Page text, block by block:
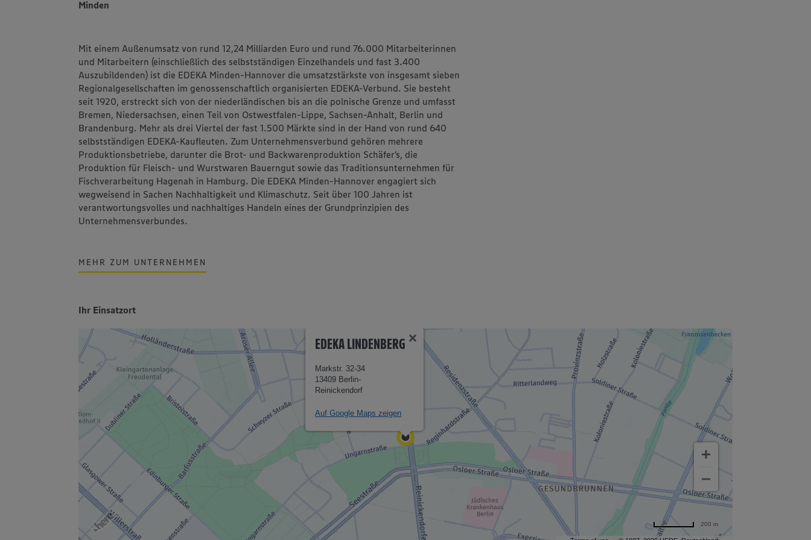
Minden
Mit einem Außenumsatz von rund 12,24 Milliarden Euro und rund 76.000 Mitarbeiterinnen
und Mitarbeitern (einschließlich des selbstständigen Einzelhandels und fast 3.400
Auszubildenden) ist die EDEKA Minden-Hannover die umsatzstärkste von insgesamt sieben
Regionalgesellschaften im genossenschaftlich organisierten EDEKA-Verbund. Sie besteht
seit 1920, erstreckt sich von der niederländischen bis an die polnische Grenze und umfasst
Bremen, Niedersachsen, einen Teil von Ostwestfalen-Lippe, Sachsen-Anhalt, Berlin und
Brandenburg. Mehr als drei Viertel der fast 1.500 Märkte sind in der Hand von rund 640
selbstständigen EDEKA-Kaufleuten. Zum Unternehmensverbund gehören mehrere
Produktionsbetriebe, darunter die Brot- und Backwarenproduktion Schäfer’s, die
Produktion für Fleisch- und Wurstwaren Bauerngut sowie das Traditionsunternehmen für
Fischverarbeitung Hagenah in Hamburg. Die EDEKA Minden-Hannover engagiert sich
wegweisend in Sachen Nachhaltigkeit und Klimaschutz. Seit über 100 Jahren ist
verantwortungsvolles und nachhaltiges Handeln eines der Grundprinzipien des
Unternehmensverbundes.
MEHR ZUM UNTERNEHMEN
Ihr Einsatzort
EDEKA LINDENBERG
Markstr. 32-34
13409 Berlin-
Reinickendorf
Auf Google Maps zeigen
200 m